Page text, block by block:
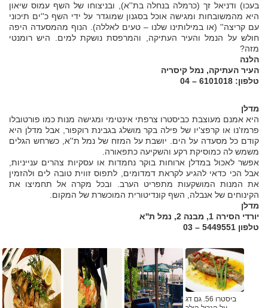
בעכו) ודניאל זך (כרמלה בנחלה בת''א), ובניצוחו של השף עמוס שיאון
היא מהמשובחות ומגישה אוכל בסגנון שמוגדר על ידי השף כ''ים תיכוני
עם קריצה'' (או במילותינו שלנו – טעים לאללה). הנוף מהמסעדה היפה
חולש על הנמל והעיר העתיקה, והמרפסת נושקת למים. היש רומנטי
מזה?
הלנה
העיר העתיקה, נמל קיסריה
טלפון: 6101018 – 04
מדלן
היא אמנם מעוצבת כביסטרו צרפתי אינטימי ומגישה מנות כמו פורטובלו
פרמז'נו או קרפצ'יו של פילה בקר מושלג בגבינת רוקפור, אבל מדלן היא
קודם כל מסעדה על הים. יושבת על המזח של נמל ת''א, כשרחש הגלים
משמש לה כמוסיקת רקע והשקיעה כתפאורה.
אפשר לאכול במדלן ארוחות בוקר נחמדות או עסקיות צהרים ענייניות,
אבל הכי כדאי להגיע לקראת דמדומים, לתפוס זווית טובה לים ולהזמין
את המנות המושקעות מתפריט הערב. ובכל מקרה אל תחמיצו את
הקינוחים של אנבלה, השף קונדיטורית המוכשרת של המקום.
מדלן
יורדי הסירה 1, מבנה 2, נמל ת''א
טלפון 5449551 – 03
ביסטרו 56. גם דג